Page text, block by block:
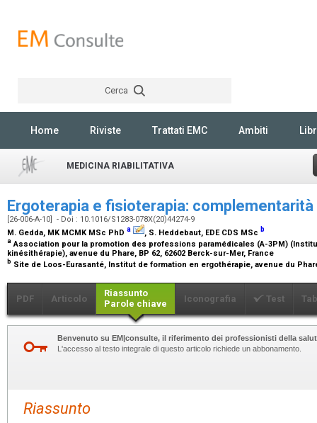
Cerca
Home Riviste Trattati EMC Ambiti
MEDICINA RIABILITATIVA
Ergoterapia e fisioterapia:
[26-006-A-10] - Doi : 10.1016/S1283-078X(20)44274-9
M. Gedda, MK MCMK MSc PhD a , S. Heddebaut, EDE CDS MSc b
a Association pour la promotion des professions paramédicales (A-3PM)
kinésithérapie), avenue du Phare, BP 62, 62602 Berck-sur-Mer, France
b Site de Loos-Eurasanté, Institut de formation en ergothérapie, avenue du
PDF Articolo
Riassunto
Parole chiave
Iconografia Test
Benvenuto su EM|consulte, il riferimento dei professionisti della
L'accesso al testo integrale di questo articolo richiede un abbonamento.
Riassunto